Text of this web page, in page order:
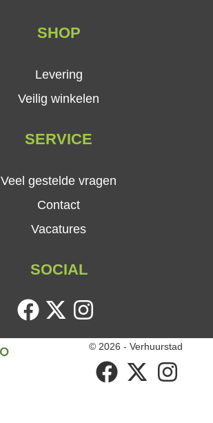
SHOP
Levering
Veilig winkelen
SERVICE
Veel gestelde vragen
Contact
Vacatures
SOCIAL
facebooktwitter
© 2026 - Verhuurstad
facebooktwitter instagram